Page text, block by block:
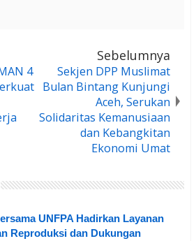
4
Sebelumnya
Sekjen DPP Muslimat
Bulan Bintang Kunjungi
Aceh, Serukan
Solidaritas Kemanusiaan
dan Kebangkitan
Ekonomi Umat
UNFPA Hadirkan Layanan
Reproduksi dan Dukungan